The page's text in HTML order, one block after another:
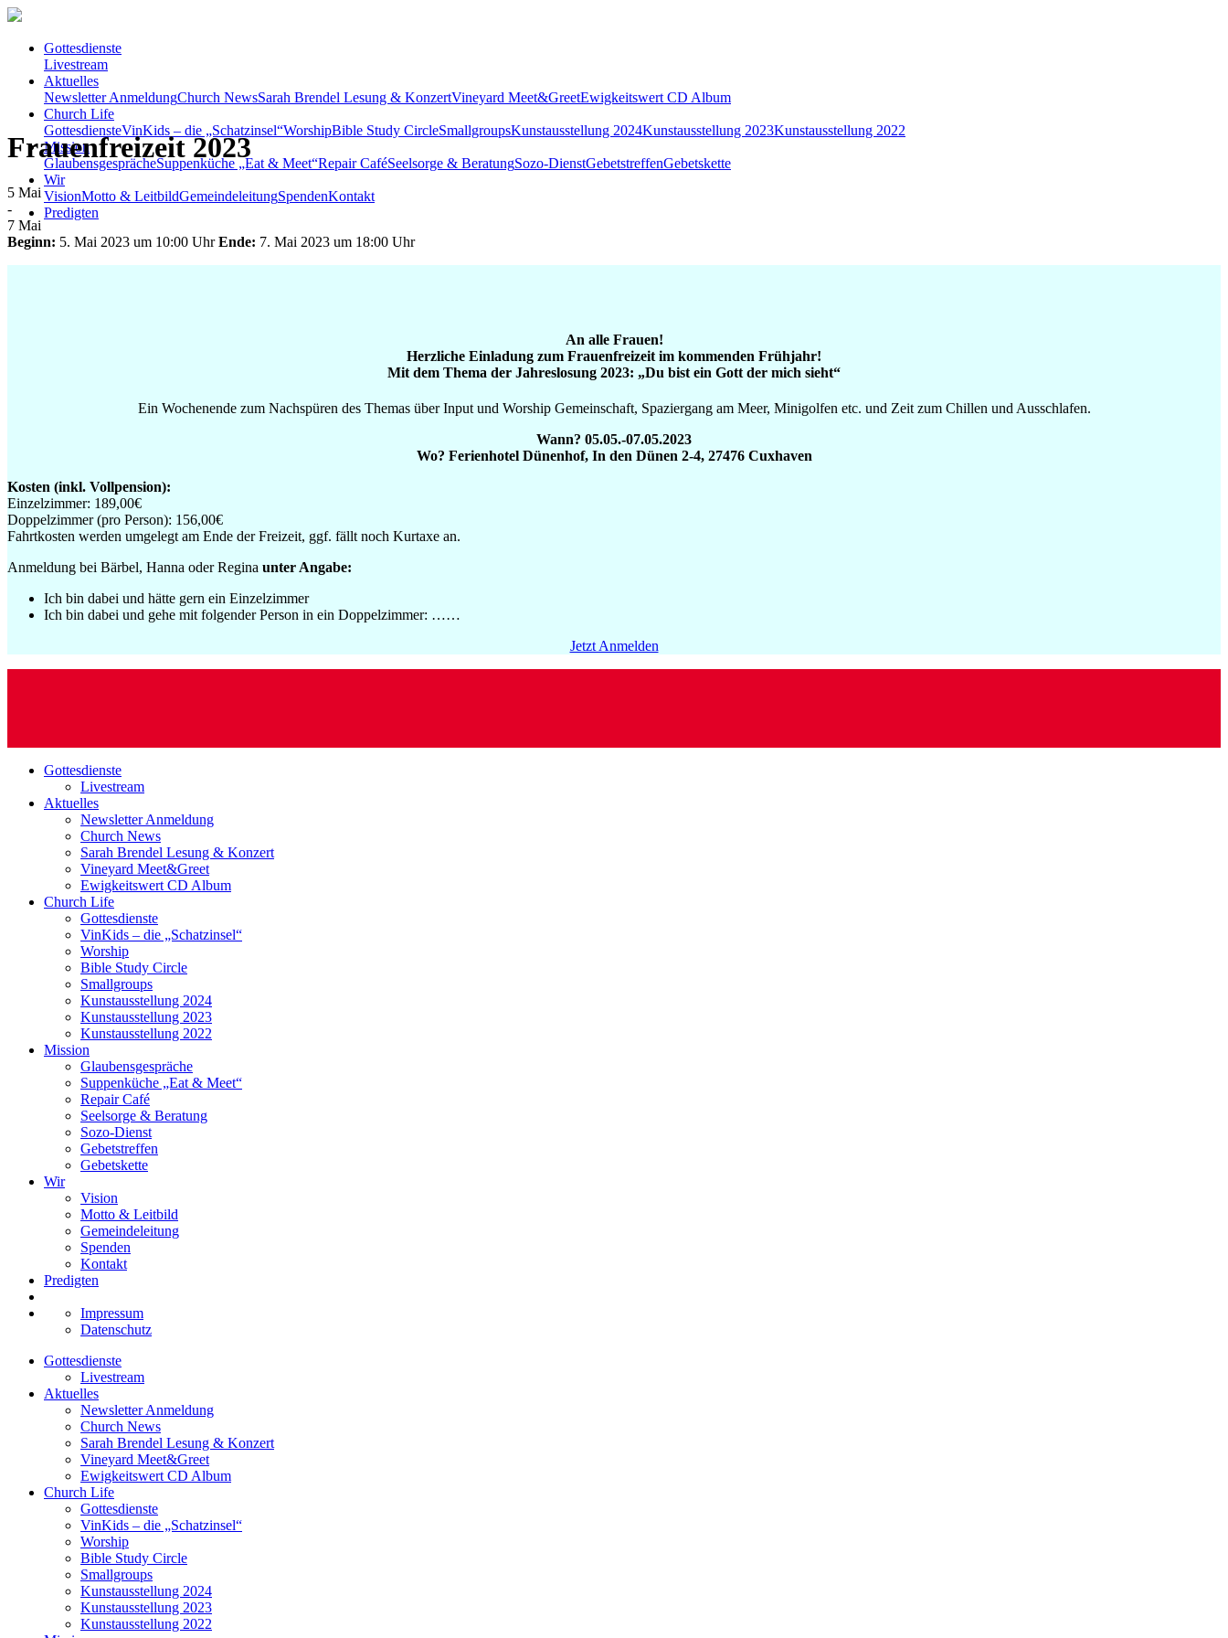
Gottesdienste
Livestream
Aktuelles
Newsletter AnmeldungChurch NewsSarah Brendel Lesung & KonzertVineyard Meet&GreetEwigkeitswert CD Album
Church Life
GottesdiensteVinKids – die „Schatzinsel“WorshipBible Study CircleSmallgroupsKunstausstellung 2024Kunstausstellung 2023Kunstausstellung 2022
Mission
GlaubensgesprächeSuppenküche „Eat & Meet“Repair CaféSeelsorge & BeratungSozo-DienstGebetstreffenGebetskette
Wir
VisionMotto & LeitbildGemeindeleitungSpendenKontakt
Predigten
Frauenfreizeit 2023
5 Mai
-
7 Mai
Beginn: 5. Mai 2023 um 10:00 UhrEnde: 7. Mai 2023 um 18:00 Uhr
An alle Frauen!
Herzliche Einladung zum Frauenfreizeit im kommenden Frühjahr!
Mit dem Thema der Jahreslosung 2023: „Du bist ein Gott der mich sieht“
Ein Wochenende zum Nachspüren des Themas über Input und Worship Gemeinschaft, Spaziergang am Meer, Minigolfen etc. und Zeit zum Chillen und Ausschlafen.
Wann? 05.05.-07.05.2023
Wo? Ferienhotel Dünenhof, In den Dünen 2-4, 27476 Cuxhaven
Kosten (inkl. Vollpension):
Einzelzimmer: 189,00€
Doppelzimmer (pro Person): 156,00€
Fahrtkosten werden umgelegt am Ende der Freizeit, ggf. fällt noch Kurtaxe an.
Anmeldung bei Bärbel, Hanna oder Regina unter Angabe:
Ich bin dabei und hätte gern ein Einzelzimmer
Ich bin dabei und gehe mit folgender Person in ein Doppelzimmer: ……
Jetzt Anmelden
Gottesdienste
Livestream
Aktuelles
Newsletter Anmeldung
Church News
Sarah Brendel Lesung & Konzert
Vineyard Meet&Greet
Ewigkeitswert CD Album
Church Life
Gottesdienste
VinKids – die „Schatzinsel“
Worship
Bible Study Circle
Smallgroups
Kunstausstellung 2024
Kunstausstellung 2023
Kunstausstellung 2022
Mission
Glaubensgespräche
Suppenküche „Eat & Meet“
Repair Café
Seelsorge & Beratung
Sozo-Dienst
Gebetstreffen
Gebetskette
Wir
Vision
Motto & Leitbild
Gemeindeleitung
Spenden
Kontakt
Predigten
Impressum
Datenschutz
Gottesdienste
Livestream
Aktuelles
Newsletter Anmeldung
Church News
Sarah Brendel Lesung & Konzert
Vineyard Meet&Greet
Ewigkeitswert CD Album
Church Life
Gottesdienste
VinKids – die „Schatzinsel“
Worship
Bible Study Circle
Smallgroups
Kunstausstellung 2024
Kunstausstellung 2023
Kunstausstellung 2022